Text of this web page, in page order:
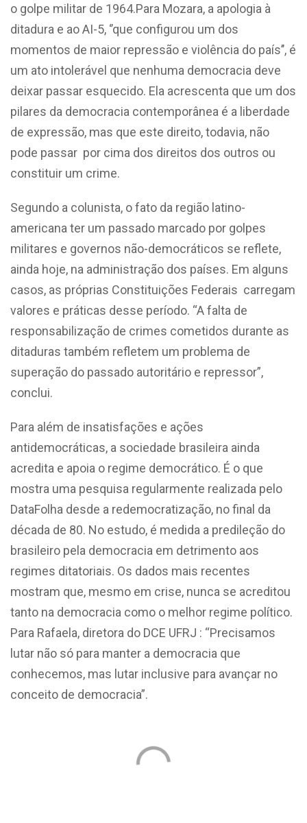
o golpe militar de 1964.Para Mozara, a apologia à
ditadura e ao AI-5, ‘’que configurou um dos
momentos de maior repressão e violência do país’’, é
um ato intolerável que nenhuma democracia deve
deixar passar esquecido. Ela acrescenta que um dos
pilares da democracia contemporânea é a liberdade
de expressão, mas que este direito, todavia, não
pode passar por cima dos direitos dos outros ou
constituir um crime.
Segundo a colunista, o fato da região latino-
americana ter um passado marcado por golpes
militares e governos não-democráticos se reflete,
ainda hoje, na administração dos países. Em alguns
casos, as próprias Constituições Federais carregam
valores e práticas desse período. “A falta de
responsabilização de crimes cometidos durante as
ditaduras também refletem um problema de
superação do passado autoritário e repressor”,
conclui.
Para além de insatisfações e ações
antidemocráticas, a sociedade brasileira ainda
acredita e apoia o regime democrático. É o que
mostra uma pesquisa regularmente realizada pelo
DataFolha desde a redemocratização, no final da
década de 80. No estudo, é medida a predileção do
brasileiro pela democracia em detrimento aos
regimes ditatoriais. Os dados mais recentes
mostram que, mesmo em crise, nunca se acreditou
tanto na democracia como o melhor regime político.
Para Rafaela, diretora do DCE UFRJ : “Precisamos
lutar não só para manter a democracia que
conhecemos, mas lutar inclusive para avançar no
conceito de democracia”.